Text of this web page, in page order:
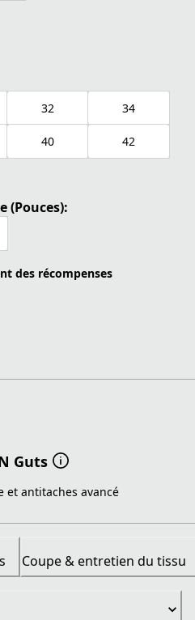
32 34
40 42
(Pouces):
des récompenses
Guts
et antitaches avancé
Coupe & entretien du tissu